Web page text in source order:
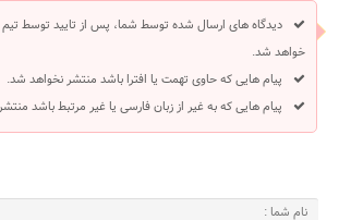
دیدگاه های ارسال شده توسط شما، پس از تایید توسط
خواهد شد.
پیام هایی که حاوی تهمت یا افترا باشد منتشر نخواهد شد.
پیام هایی که به غیر از زبان فارسی یا غیر مرتبط باشد